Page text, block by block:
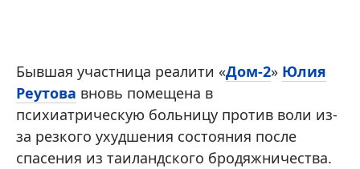
Бывшая участница реалити «Дом-2» Юлия
Реутова вновь помещена в
психиатрическую больницу против воли из-
за резкого ухудшения состояния после
спасения из таиландского бродяжничества.